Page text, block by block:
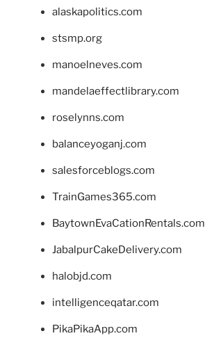
alaskapolitics.com
stsmp.org
manoelneves.com
mandelaeffectlibrary.com
roselynns.com
balanceyoganj.com
salesforceblogs.com
TrainGames365.com
BaytownEvaCationRentals.com
JabalpurCakeDelivery.com
halobjd.com
intelligenceqatar.com
PikaPikaApp.com